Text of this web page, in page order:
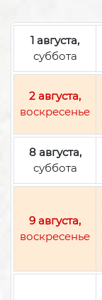
1 августа,
суббота
2 августа,
воскресенье
8 августа,
суббота
9 августа,
воскресенье